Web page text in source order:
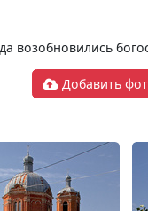
возобновились
Добавить